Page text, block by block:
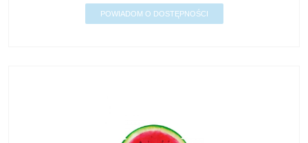
POWIADOM O DOSTĘPNOŚCI